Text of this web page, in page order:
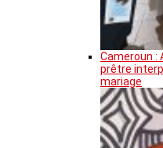
Cameroun :
prêtre
mariage